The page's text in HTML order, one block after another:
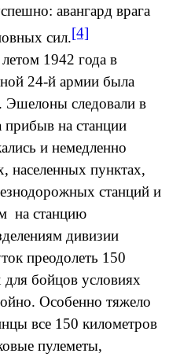
авангард врага
сил.[4]
1942 года в
24-й армии была
Эшелоны следовали в
на станции
и немедленно
населенных пунктах,
станций и
станцию
дивизии
преодолеть 150
бойцов условиях
Особенно тяжело
все 150 километров
пулеметы,